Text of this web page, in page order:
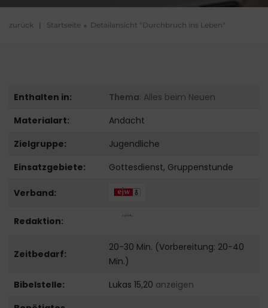
zurück | Startseite Detailansicht "Durchbruch ins Leben"
Enthalten in: Thema: Alles beim Neuen
Materialart:
Andacht
Zielgruppe:
Jugendliche
Einsatzgebiete:
Gottesdienst, Gruppenstunde
Verband:
Redaktion:
Zeitbedarf:
20-30 Min. (Vorbereitung: 20-40
Min.)
Bibelstelle:
Lukas 15,20 anzeigen